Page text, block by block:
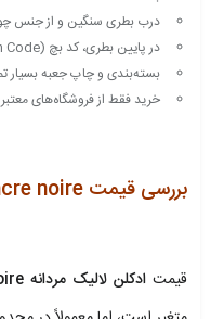
درب بطری سنگین و از جنس
در پایین بطری، کد بچ (Batch Code) حک شده که با جعبه مطابقت دارد.
بسته‌بندی و چاپ جعبه بسیار
خرید فقط از فروشگاه‌های
بررسی قیمت encre noire اصل و ارزش خرید
قیمت ادکلن لالیک مردانه Encre Noire